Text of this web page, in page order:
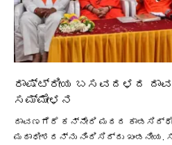
ರಾಷ್ಟ್ರೀಯ ಬಸವದಳದ
ಸಮ್ಮೇಳನ
ದಾವಣಗೆರೆ ಕನ್ನೇರಿ ಮಠದ
ಮಠಾಧೀಶರನ್ನು ನಿಂದಿಸಿದ್ದು ಖಂಡನೀಯ.